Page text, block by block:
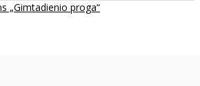
„Gimtadienio proga“